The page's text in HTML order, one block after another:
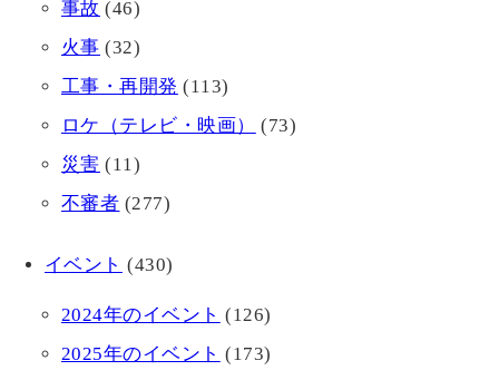
事故 (46)
火事 (32)
工事・再開発 (113)
ロケ（テレビ・映画）
(73)
災害 (11)
不審者 (277)
イベント (430)
2024年のイベント (126)
2025年のイベント (173)